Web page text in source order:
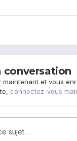
conversation
maintenant et vous
connectez-vous
sujet…